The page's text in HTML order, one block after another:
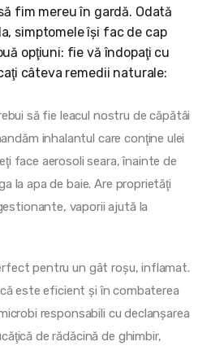
fim mereu în gardă. Odată
simptomele îşi fac de cap
opţiuni: fie vă îndopaţi cu
câteva remedii naturale:
să fie leacul nostru de căpătâi
inhalantul care conţine ulei
face aerosoli seara, înainte de
la apa de baie. Are proprietăţi
vaporii ajută la
pentru un gât roşu, inflamat.
este eficient şi în combaterea
responsabili cu declanşarea
de rădăcină de ghimbir,